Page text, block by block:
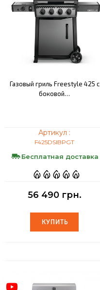
Газовый гриль Freestyle 425 с
боковой…
Артикул :
F425DSIBPGT
Бесплатная доставка
56 490 грн.
КУПИТЬ
КУПИТЬ